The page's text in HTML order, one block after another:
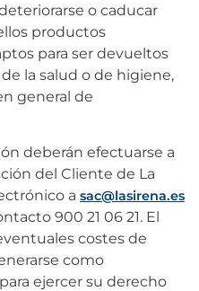
o caducar
productos
para ser devueltos
la salud o de higiene,
general de
deberán efectuarse a
del Cliente de La
a sac@lasirena.es
900 21 06 21. El
costes de
como
ejercer su derecho